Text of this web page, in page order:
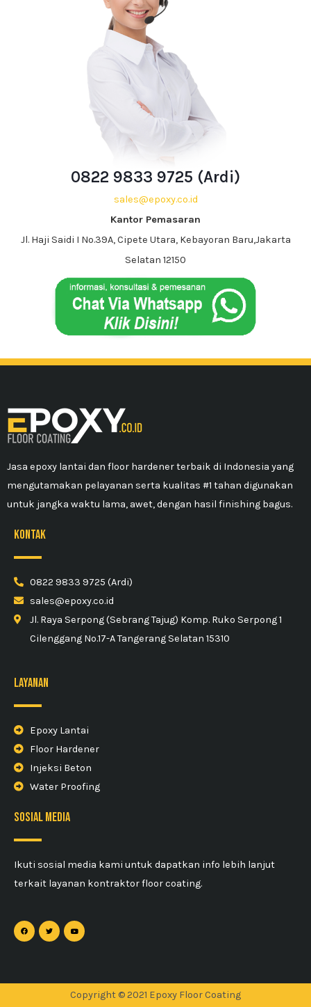
0822 9833 9725 (Ardi)
sales@epoxy.co.id
Kantor Pemasaran
Jl. Haji Saidi I No.39A, Cipete Utara, Kebayoran Baru,Jakarta
Selatan 12150
Jasa epoxy lantai dan floor hardener terbaik di Indonesia yang
mengutamakan pelayanan serta kualitas #1 tahan digunakan
untuk jangka waktu lama, awet, dengan hasil finishing bagus.
kontak
0822 9833 9725 (Ardi)
sales@epoxy.co.id
Jl. Raya Serpong (Sebrang Tajug) Komp. Ruko Serpong 1
Cilenggang No.17-A Tangerang Selatan 15310
Layanan
Epoxy Lantai
Floor Hardener
Injeksi Beton
Water Proofing
sosial media
Ikuti sosial media kami untuk dapatkan info lebih lanjut
terkait layanan kontraktor floor coating.
Copyright © 2021 Epoxy Floor Coating